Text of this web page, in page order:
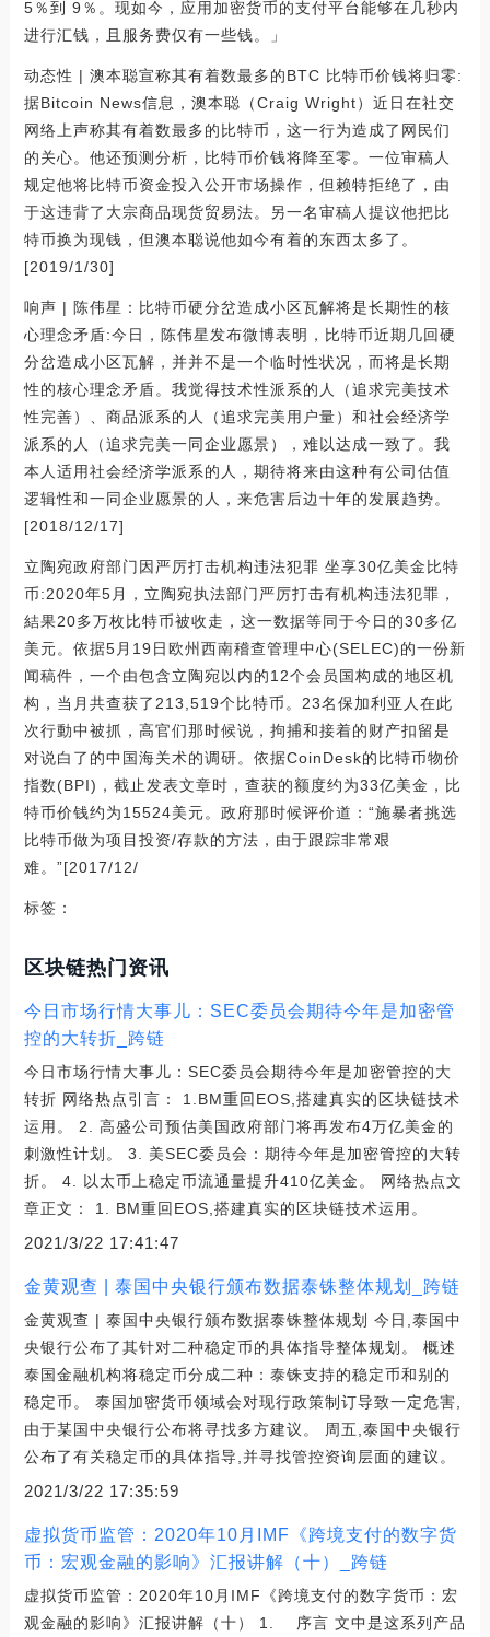
5％到 9％。现如今，应用加密货币的支付平台能够在几秒内
进行汇钱，且服务费仅有一些钱。」
动态性 | 澳本聪宣称其有着数最多的BTC 比特币价钱将归零:
据Bitcoin News信息，澳本聪（Craig Wright）近日在社交
网络上声称其有着数最多的比特币，这一行为造成了网民们
的关心。他还预测分析，比特币价钱将降至零。一位审稿人
规定他将比特币资金投入公开市场操作，但赖特拒绝了，由
于这违背了大宗商品现货贸易法。另一名审稿人提议他把比
特币换为现钱，但澳本聪说他如今有着的东西太多了。
[2019/1/30]
响声 | 陈伟星：比特币硬分岔造成小区瓦解将是长期性的核
心理念矛盾:今日，陈伟星发布微博表明，比特币近期几回硬
分岔造成小区瓦解，并并不是一个临时性状况，而将是长期
性的核心理念矛盾。我觉得技术性派系的人（追求完美技术
性完善）、商品派系的人（追求完美用户量）和社会经济学
派系的人（追求完美一同企业愿景），难以达成一致了。我
本人适用社会经济学派系的人，期待将来由这种有公司估值
逻辑性和一同企业愿景的人，来危害后边十年的发展趋势。
[2018/12/17]
立陶宛政府部门因严厉打击机构违法犯罪 坐享30亿美金比特
币:2020年5月，立陶宛执法部门严厉打击有机构违法犯罪，
結果20多万枚比特币被收走，这一数据等同于今日的30多亿
美元。依据5月19日欧州西南稽查管理中心(SELEC)的一份新
闻稿件，一个由包含立陶宛以内的12个会员国构成的地区机
构，当月共查获了213,519个比特币。23名保加利亚人在此
次行動中被抓，高官们那时候说，拘捕和接着的财产扣留是
对说白了的中国海关术的调研。依据CoinDesk的比特币物价
指数(BPI)，截止发表文章时，查获的额度约为33亿美金，比
特币价钱约为15524美元。政府那时候评价道：“施暴者挑选
比特币做为项目投资/存款的方法，由于跟踪非常艰
难。”[2017/12/
标签：
区块链热门资讯
今日市场行情大事儿：SEC委员会期待今年是加密管
控的大转折_跨链
今日市场行情大事儿：SEC委员会期待今年是加密管控的大
转折 网络热点引言： 1.BM重回EOS,搭建真实的区块链技术
运用。 2. 高盛公司预估美国政府部门将再发布4万亿美金的
刺激性计划。 3. 美SEC委员会：期待今年是加密管控的大转
折。 4. 以太币上稳定币流通量提升410亿美金。 网络热点文
章正文： 1. BM重回EOS,搭建真实的区块链技术运用。
2021/3/22 17:41:47
金黄观查 | 泰国中央银行颁布数据泰铢整体规划_跨链
金黄观查 | 泰国中央银行颁布数据泰铢整体规划 今日,泰国中
央银行公布了其针对二种稳定币的具体指导整体规划。 概述
泰国金融机构将稳定币分成二种：泰铢支持的稳定币和别的
稳定币。 泰国加密货币领域会对现行政策制订导致一定危害,
由于某国中央银行公布将寻找多方建议。 周五,泰国中央银行
公布了有关稳定币的具体指导,并寻找管控资询层面的建议。
2021/3/22 17:35:59
虚拟货币监管：2020年10月IMF《跨境支付的数字货
币：宏观金融的影响》汇报讲解（十）_跨链
虚拟货币监管：2020年10月IMF《跨境支付的数字货币：宏
观金融的影响》汇报讲解（十） 1. 序言 文中是这系列产品